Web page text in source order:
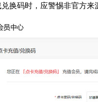
码时，应警惕非官方